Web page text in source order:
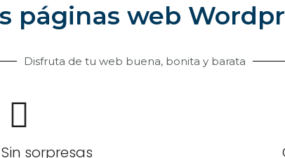
páginas web
Disfruta de tu web buena, bonita y barata
Sin sorpresas